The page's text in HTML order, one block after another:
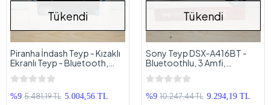
Tükendi
Piranha İndash Teyp - Kızaklı
Ekranlı Teyp - Bluetooth,
Usb, Aux
%9 5.481,19 TL 5.004,56 TL
Tükendi
Sony Teyp DSX-A416BT -
Bluetoothlu, 3 Amfi,
Mikrofon, Usb Aux Çalar
%9 10.247,44 TL 9.294,19 TL